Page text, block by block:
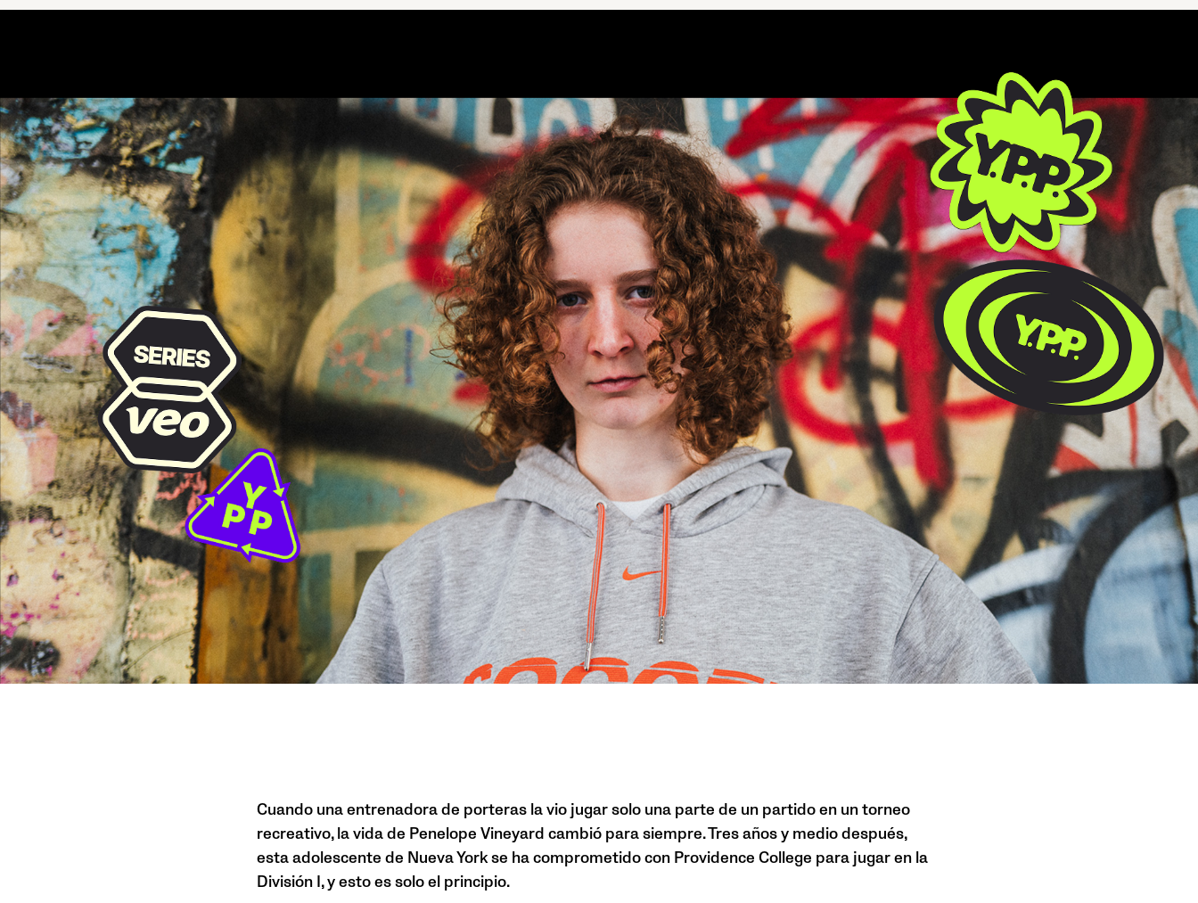
Cuando una entrenadora de porteras la vio jugar solo una parte de un partido en un torneo
recreativo, la vida de Penelope Vineyard cambió para siempre. Tres años y medio después,
esta adolescente de Nueva York se ha comprometido con Providence College para jugar en la
División I, y esto es solo el principio.